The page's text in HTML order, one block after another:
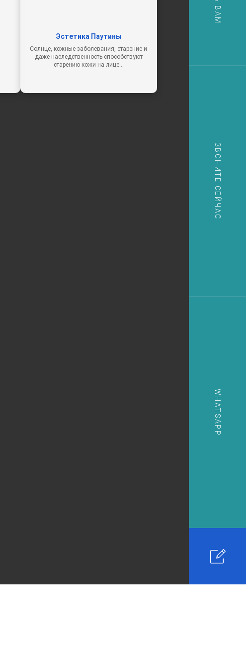
ЗВОНИТЕ СЕЙЧАС
WHATSAPP
Эстетика Паутины
Солнце, кожные заболевания, старение и
даже наследственность способствуют
старению кожи на лице…